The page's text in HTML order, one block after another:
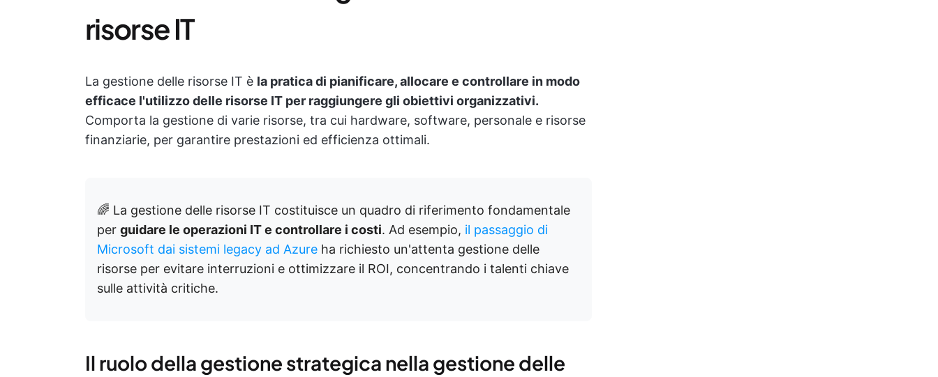
risorse IT
La gestione delle risorse IT è la pratica di pianificare, allocare e controllare in modo
efficace l'utilizzo delle risorse IT per raggiungere gli obiettivi organizzativi.
Comporta la gestione di varie risorse, tra cui hardware, software, personale e risorse
finanziarie, per garantire prestazioni ed efficienza ottimali.
🌈 La gestione delle risorse IT costituisce un quadro di riferimento fondamentale
per guidare le operazioni IT e controllare i costi. Ad esempio, il passaggio di
Microsoft dai sistemi legacy ad Azure ha richiesto un'attenta gestione delle
risorse per evitare interruzioni e ottimizzare il ROI, concentrando i talenti chiave
sulle attività critiche.
Il ruolo della gestione strategica nella gestione delle